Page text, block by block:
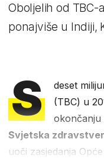
Oboljelih od TBC-
ponajviše u Indiji,
S deset
(TBC) u
okončanju
Svjetska
uoči zasjedanja